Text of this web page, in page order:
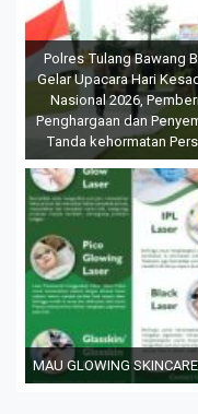
Polres Tulang Bawang
Gelar Upacara Hari
Nasional 2026,
Penghargaan dan
Tanda kehormatan
MAU GLOWING SKINCARE